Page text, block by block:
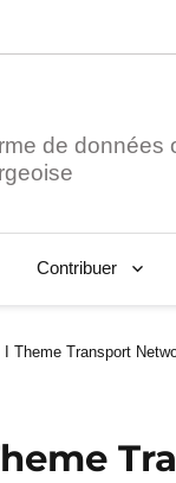
de données
Contribuer
I Theme Transport